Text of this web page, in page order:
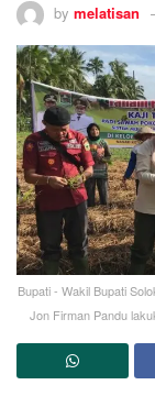
by melatisan
Bupati - Wakil Bupati
Jon Firman Pandu